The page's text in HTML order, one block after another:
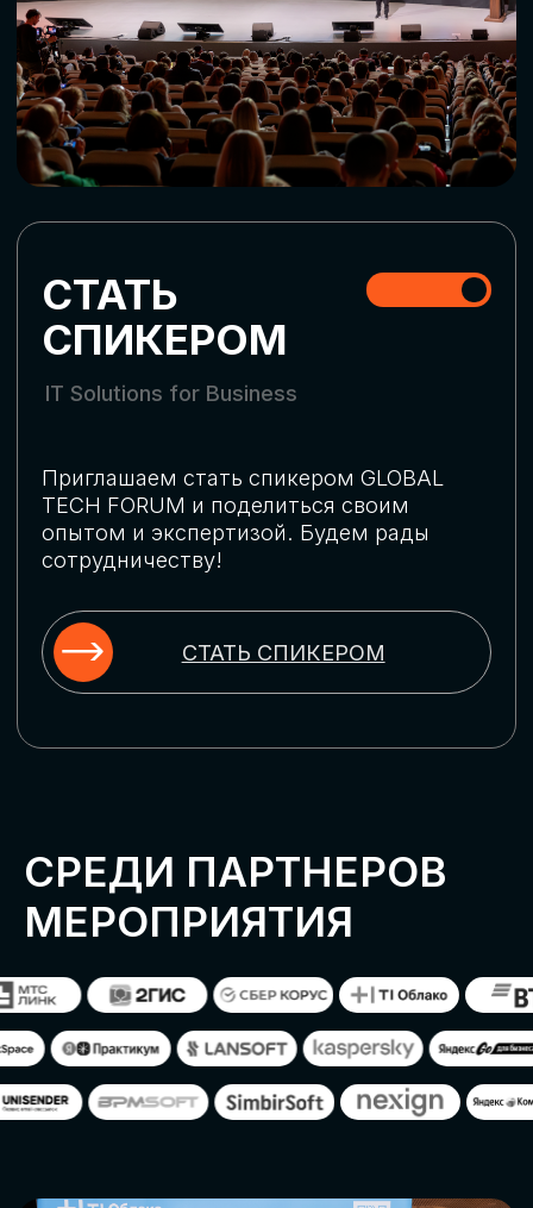
ЗАЯВКУ
СТАТЬ СПИКЕРОМ
Оставьте заявку, наши менеджеры
свяжутся с вами